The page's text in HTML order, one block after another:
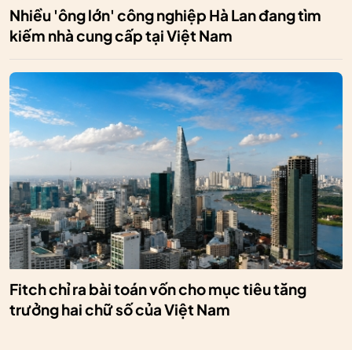
Nhiều 'ông lớn' công nghiệp Hà Lan đang tìm
kiếm nhà cung cấp tại Việt Nam
Fitch chỉ ra bài toán vốn cho mục tiêu tăng
trưởng hai chữ số của Việt Nam